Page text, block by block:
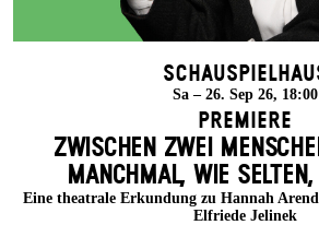
Sa – 26. Sep 26, 18:00
Premiere
ZWISCHEN ZWEI
MANCH­MAL, WIE
Eine theatrale Erkundung zu Hannah
Elfriede Jelinek